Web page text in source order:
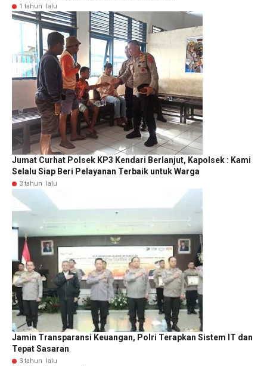
1 tahun lalu
Jumat Curhat Polsek KP3 Kendari Berlanjut, Kapolsek : Kami
Selalu Siap Beri Pelayanan Terbaik untuk Warga
3 tahun lalu
Jamin Transparansi Keuangan, Polri Terapkan Sistem IT dan
Tepat Sasaran
3 tahun lalu